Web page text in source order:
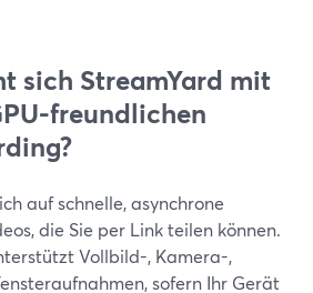
sich StreamYard mit
freundlichen
auf schnelle, asynchrone
die Sie per Link teilen können.
Vollbild-, Kamera-,
sofern Ihr Gerät